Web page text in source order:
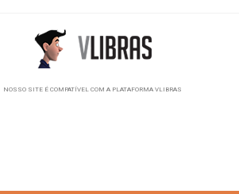
NOSSO SITE É COMPATÍVEL COM A PLATAFORMA VLIBRAS